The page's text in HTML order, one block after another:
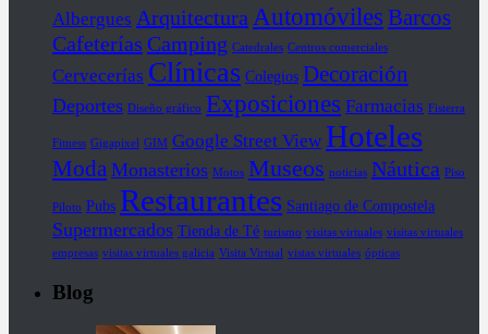
Albergues Arquitectura Automóviles Barcos
Cafeterías Camping Catedrales Centros comerciales
Cervecerías Clínicas Colegios Decoración
Deportes Diseño gráfico Exposiciones Farmacias Fisterra
Fitness Gigapixel GIM Google Street View Hoteles
Moda Monasterios Motos Museos noticias Náutica Piso
Piloto Pubs Restaurantes Santiago de Compostela
Supermercados Tienda de Té turismo visitas virtuales visitas virtuales
empresas visitas virtuales galicia Visita Virtual vistas virtuales ópticas
Blog